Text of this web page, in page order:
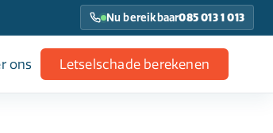
Nu bereikbaar085 013 1 013
ons Letselschade berekenen